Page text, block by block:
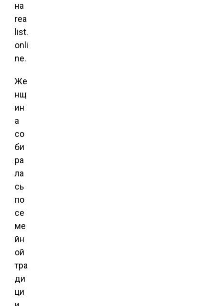
на
rea
list.
onli
ne.
Же
нщ
ин
а
со
би
ра
ла
сь
по
се
ме
йн
ой
тра
ди
ци